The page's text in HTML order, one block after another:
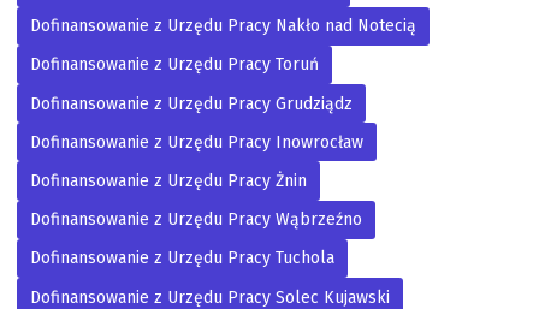
Dofinansowanie z Urzędu Pracy Nakło nad Notecią
Dofinansowanie z Urzędu Pracy Toruń
Dofinansowanie z Urzędu Pracy Grudziądz
Dofinansowanie z Urzędu Pracy Inowrocław
Dofinansowanie z Urzędu Pracy Żnin
Dofinansowanie z Urzędu Pracy Wąbrzeźno
Dofinansowanie z Urzędu Pracy Tuchola
Dofinansowanie z Urzędu Pracy Solec Kujawski